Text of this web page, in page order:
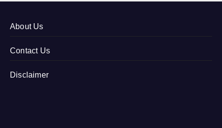
About Us
Contact Us
Disclaimer